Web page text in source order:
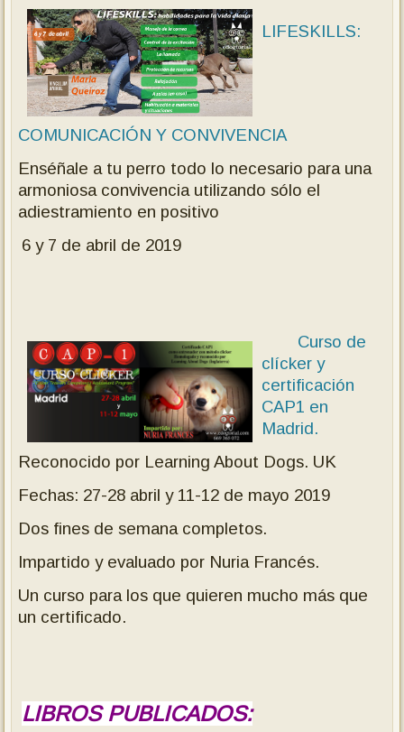
LIFESKILLS:
COMUNICACIÓN Y CONVIVENCIA
Enséñale a tu perro todo lo necesario para una
armoniosa convivencia utilizando sólo el
adiestramiento en positivo
6 y 7 de abril de 2019
Curso de
clícker y
certificación
CAP1 en
Madrid.
Reconocido por Learning About Dogs. UK
Fechas: 27-28 abril y 11-12 de mayo 2019
Dos fines de semana completos.
Impartido y evaluado por Nuria Francés.
Un curso para los que quieren mucho más que
un certificado.
LIBROS PUBLICADOS: